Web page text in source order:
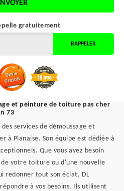
gratuitement
et peinture de toiture pas cher
73
services de démoussage et
à Planaise. Son équipe est dédiée à
Que vous ayez besoin
votre toiture ou d'une nouvelle
redonner tout son éclat, DL
à vos besoins. Ils utilisent